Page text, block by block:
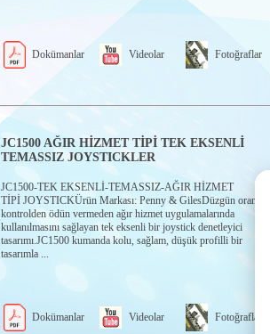
Dokümanlar Videolar Fotoğraflar
JC1500 AĞIR HİZMET TİPİ TEK EKSENLİ
TEMASSIZ JOYSTICKLER
JC1500-TEK EKSENLİ-TEMASSIZ-AĞIR HİZMET
TİPİ JOYSTICKÜrün Markası: Penny & GilesDüzgün orantılı
kontrolden ödün vermeden ağır hizmet uygulamalarında
kullanılmasını sağlayan tek eksenli bir joystick denetleyici
tasarımı.JC1500 kumanda kolu, sağlam, düşük profilli bir
tasarımla ...
Dokümanlar Videolar Fotoğraflar